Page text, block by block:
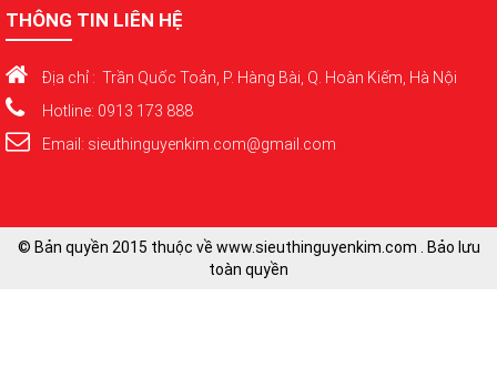
THÔNG TIN LIÊN HỆ
Địa chỉ : Trần Quốc Toản, P. Hàng Bài, Q. Hoàn Kiếm, Hà Nội
Hotline: 0913 173 888
Email: sieuthinguyenkim.com@gmail.com
© Bản quyền 2015 thuộc về www.sieuthinguyenkim.com . Bảo lưu
toàn quyền